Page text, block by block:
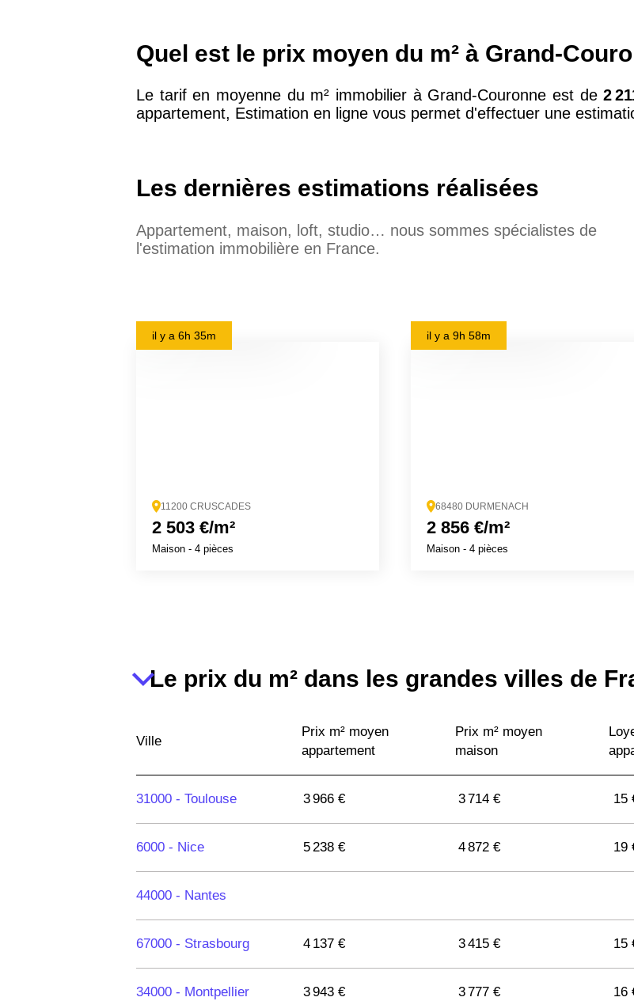
Quel est le prix moyen du m² à Grand-
Le tarif en moyenne du m² immobilier à Grand-Couronne est de2
appartement, Estimation en ligne vous permet d'effectuer une
Les dernières estimations réalisées
Appartement, maison, loft, studio… nous sommes spécialistes de
l'estimation immobilière en France.
il y a 6h 35m
11200 CRUSCADES
2 503 €/m²
Maison - 4 pièces
il y a 9h 58m
68480 DURMENACH
2 856 €/m²
Maison- 4 pièces
Le prix du m² dans les grandes villes de
Ville
Prix m² moyen
appartement
Prix m² moyen
maison
31000 - Toulouse 3 966 € 3 714 € 15
6000 - Nice 5 238 € 4 872 € 19
44000 - Nantes
67000 - Strasbourg 4 137 € 3 415 € 15
34000 - Montpellier 3 943 € 3 777 € 16